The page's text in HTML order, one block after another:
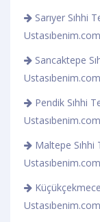
Sarıyer Sıhhi
Ustasıbenim.com
Sancaktepe
Ustasıbenim.com
Pendik Sıhhi
Ustasıbenim.com
Maltepe Sıhhi
Ustasıbenim.com
Ustasıbenim.com